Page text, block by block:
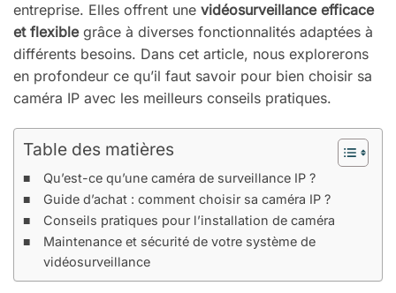
entreprise. Elles offrent une vidéosurveillance efficace
et flexiblegrâce à diverses fonctionnalités adaptées à
différents besoins. Dans cet article, nous explorerons
en profondeur ce qu’il faut savoir pour bien choisir sa
caméra IP avec les meilleurs conseils pratiques.
Table des matières
Qu’est-ce qu’une caméra de surveillance IP ?
Guide d’achat : comment choisir sa caméra IP ?
Conseils pratiques pour l’installation de caméra
Maintenance et sécurité de votre système de
vidéosurveillance